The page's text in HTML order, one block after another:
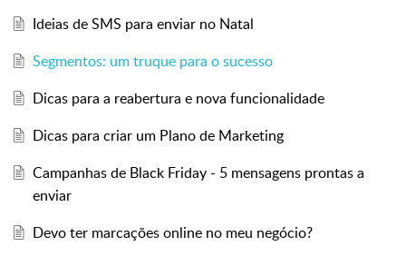
Ideias de SMS para enviar no Natal
Segmentos: um truque para o sucesso
Dicas para a reabertura e nova funcionalidade
Dicas para criar um Plano de Marketing
Campanhas de Black Friday - 5 mensagens prontas a
enviar
Devo ter marcações online no meu negócio?